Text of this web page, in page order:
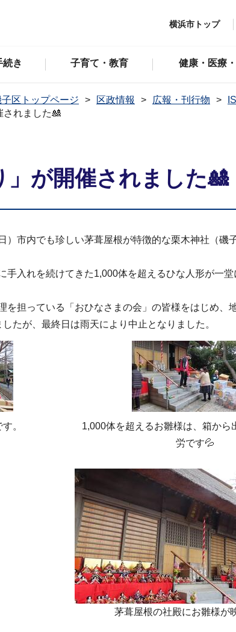
横浜市トップ
続き 子育て・教育 健康・医療
子区トップページ 区政情報 広報・刊行物
されました🎎
」が開催されました🎎
）市内でも珍しい茅葺屋根が特徴的な栗木神社（
手入れを続けてきた1,000体を超えるひな人形が一
を担っている「おひなさまの会」の皆様をはじめ、
たが、最終日は雨天により中止となりました。
。
1,000体を超えるお雛様は、箱から
労です💦
茅葺屋根の社殿にお雛様が